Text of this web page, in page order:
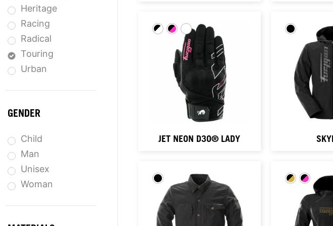
Heritage
Racing
Radical
Touring
Urban
GENDER
Child
Man
Unisex
Woman
JET NEON D3O® LADY